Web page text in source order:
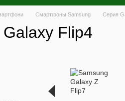
Смартфоны Samsung Серия
Flip4